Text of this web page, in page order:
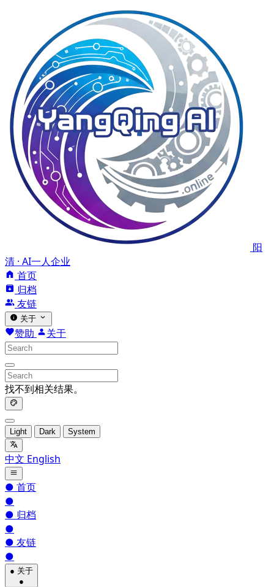
阳
清 · AI一人企业
首页
归档
友链
关于
赞助 关于
找不到相关结果。
Light Dark System
中文 English
● 首页
●
● 归档
●
● 友链
●
● 关于
●